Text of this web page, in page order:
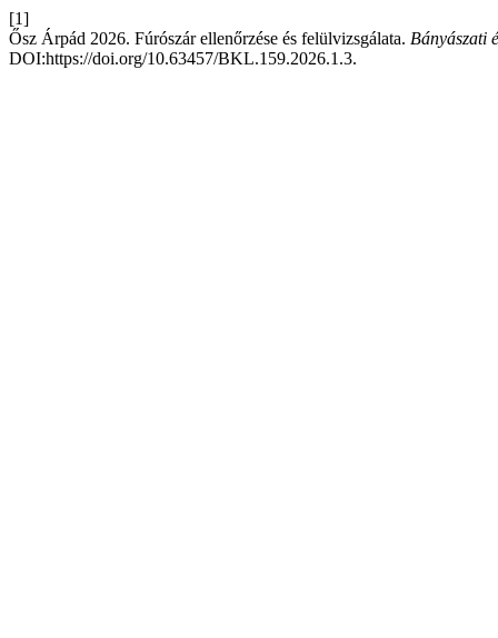
[1]
Ősz Árpád 2026. Fúrószár ellenőrzése és felülvizsgálata. Bányászati
DOI:https://doi.org/10.63457/BKL.159.2026.1.3.